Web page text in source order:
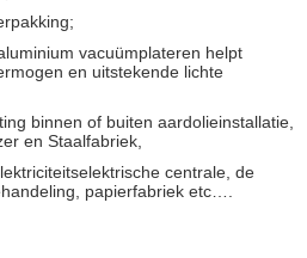
vacuümplateren helpt
en uitstekende lichte
binnen of buiten aardolieinstallatie,
en Staalfabriek,
centrale, de
papierfabriek etc….